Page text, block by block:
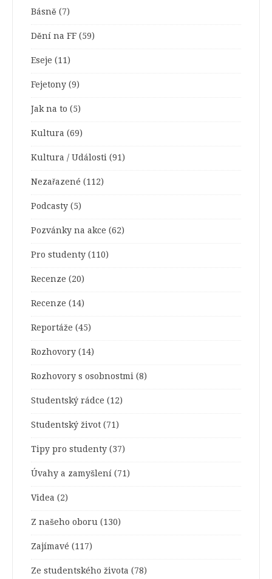
Básně (7)
Dění na FF (59)
Eseje (11)
Fejetony (9)
Jak na to (5)
Kultura (69)
Kultura / Události (91)
Nezařazené (112)
Podcasty (5)
Pozvánky na akce (62)
Pro studenty (110)
Recenze (20)
Recenze (14)
Reportáže (45)
Rozhovory (14)
Rozhovory s osobnostmi (8)
Studentský rádce (12)
Studentský život (71)
Tipy pro studenty (37)
Úvahy a zamyšlení (71)
Videa (2)
Z našeho oboru (130)
Zajímavé (117)
Ze studentského života (78)